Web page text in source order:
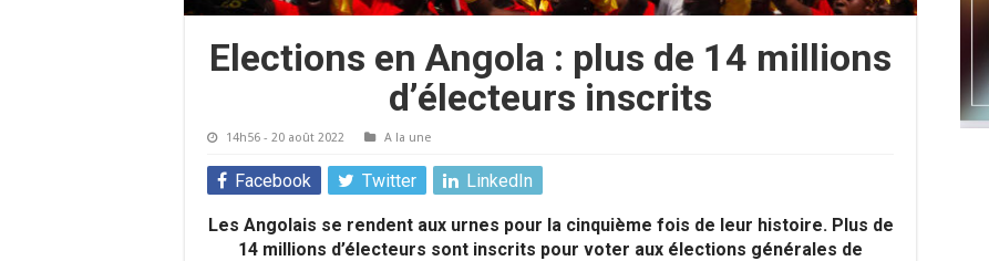
Elections en Angola : plus de 14 millions
d’électeurs inscrits
14h56 - 20 août 2022 A la une
Facebook Twitter LinkedIn
Les Angolais se rendent aux urnes pour la cinquième fois de leur histoire. Plus de
14 millions d’électeurs sont inscrits pour voter aux élections générales de